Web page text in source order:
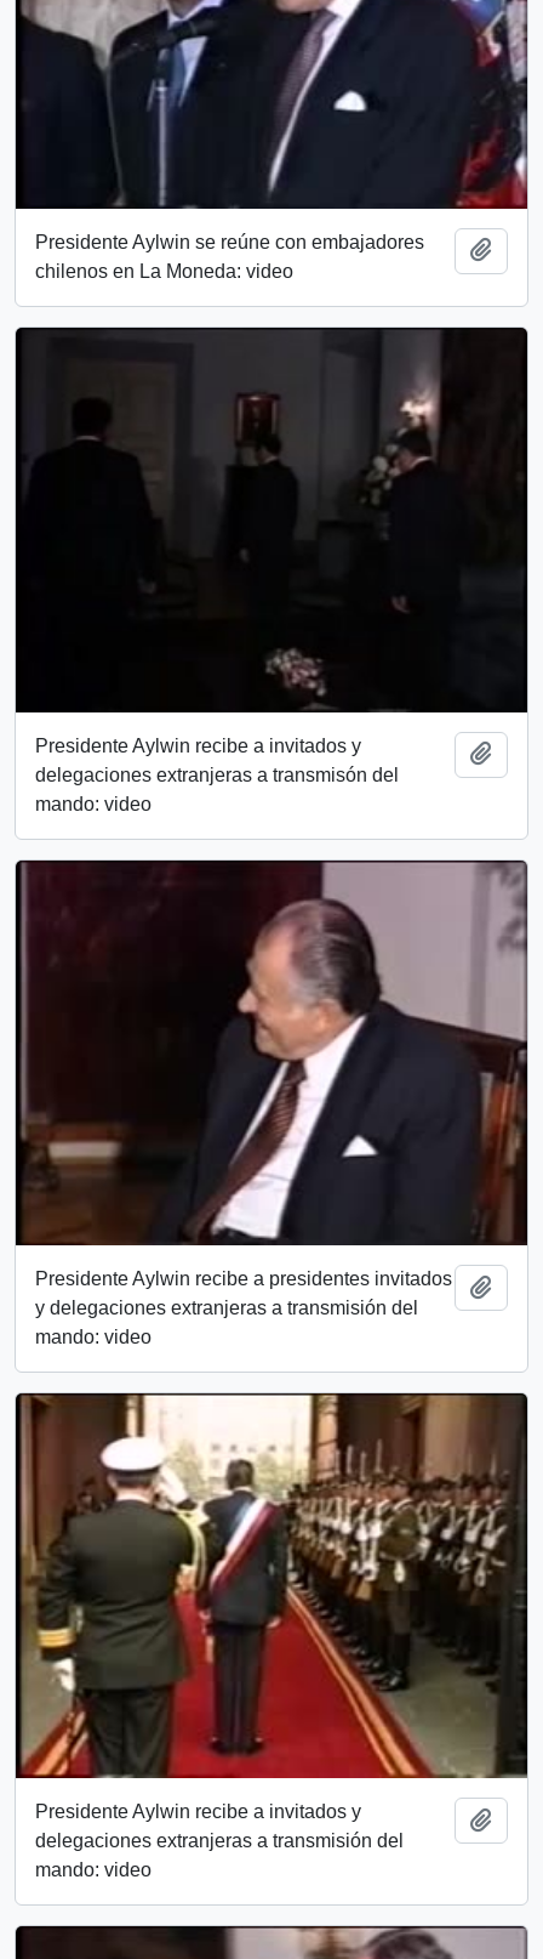
Presidente Aylwin se reúne con embajadores
chilenos en La Moneda: video
Presidente Aylwin recibe a invitados y
delegaciones extranjeras a transmisón del
mando: video
Presidente Aylwin recibe a presidentes invitados
y delegaciones extranjeras a transmisión del
mando: video
Presidente Aylwin recibe a invitados y
delegaciones extranjeras a transmisión del
mando: video